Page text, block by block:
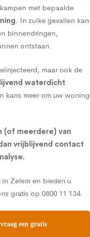
met bepaalde
. In zulke gevallen kan
binnendringen,
ontstaan.
, maar ook de
waterdicht
kans meer om uw woning
(of meerdere) van
vrijblijvend contact
.
Zelem en bieden u
gratis op 0800 11 134
een gratis